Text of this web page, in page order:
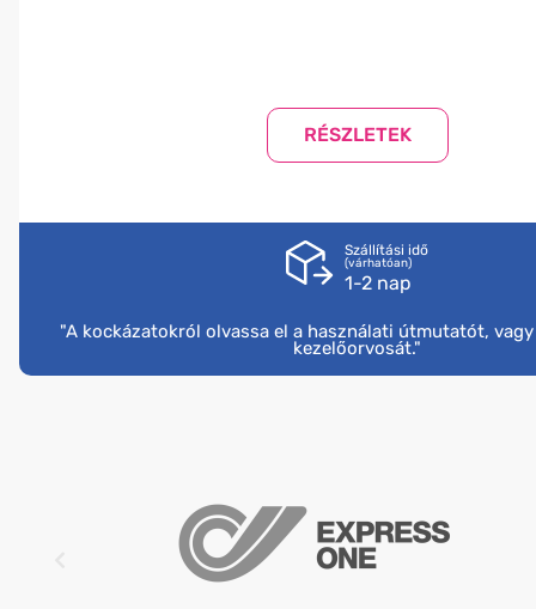
Szállítási idő
(várhatóan)
1-2 nap
"A kockázatokról olvassa el a használati útmutatót,
kezelőorvosát."